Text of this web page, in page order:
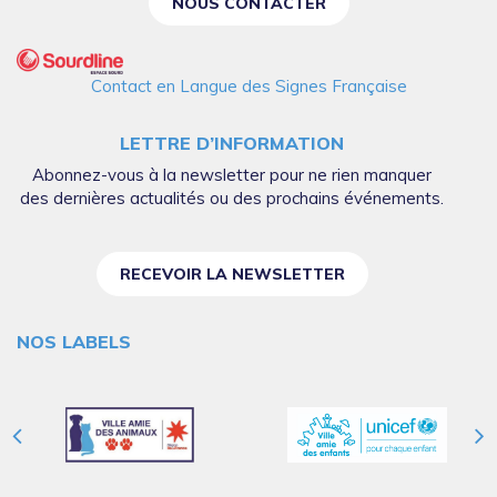
Contact en Langue des Signes Française
LETTRE D’INFORMATION
Abonnez-vous à la newsletter pour ne rien manquer
des dernières actualités ou des prochains événements.
RECEVOIR LA NEWSLETTER
NOS LABELS